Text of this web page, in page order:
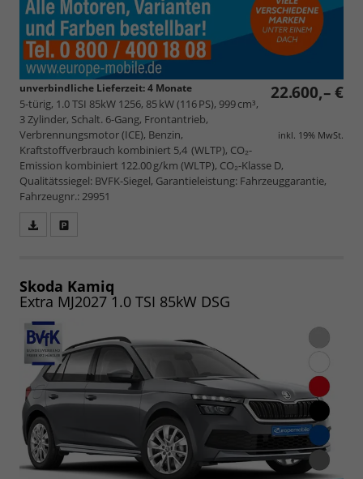
22.600,– €
inkl. 19% MwSt.
unverbindliche Lieferzeit:4 Monate
5-türig, 1.0 TSI 85kW 1256, 85 kW (116 PS), 999 cm³,
3 Zylinder, Schalt. 6-Gang, Frontantrieb,
Verbrennungsmotor (ICE), Benzin,
Kraftstoffverbrauch kombiniert 5,4 (WLTP), CO₂-
Emission kombiniert 122.00 g/km (WLTP), CO₂-Klasse D,
Qualitätssiegel: BVFK-Siegel, Garantieleistung: Fahrzeuggarantie,
Fahrzeugnr.: 29951
speichern/drucken
Skoda Kamiq
Extra MJ2027 1.0 TSI 85kW DSG